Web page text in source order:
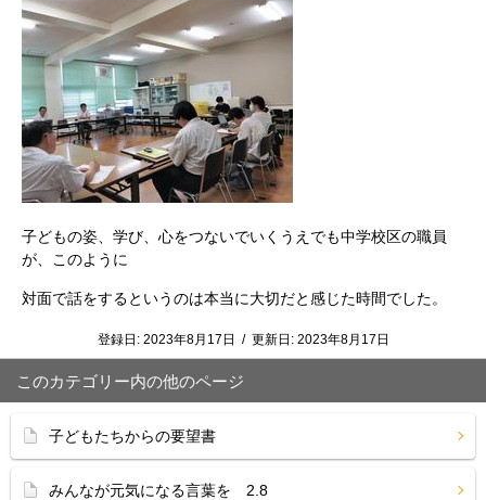
子どもの姿、学び、心をつないでいくうえでも中学校区の職員
が、このように
対面で話をするというのは本当に大切だと感じた時間でした。
登録日: 2023年8月17日 / 更新日: 2023年8月17日
このカテゴリー内の他のページ
子どもたちからの要望書
みんなが元気になる言葉を 2.8